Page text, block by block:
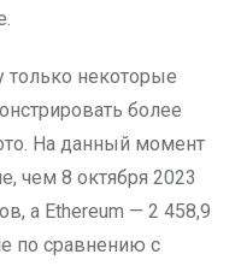
только некоторые
более
На данный момент
чем 8 октября 2023
а Ethereum — 2 458,9
по сравнению с